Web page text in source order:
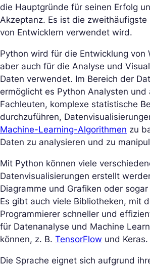
die Hauptgründe für seinen Erfolg
Akzeptanz. Es ist die zweithäufigste
von Entwicklern verwendet wird.
Python wird für die Entwicklung von
aber auch für die Analyse und
Daten verwendet. Im Bereich der
ermöglicht es Python Analysten und
Fachleuten, komplexe statistische
durchzuführen,
Machine-Learning-Algorithmen zu
Daten zu analysieren und zu
Mit Python können viele
Datenvisualisierungen erstellt
Diagramme und Grafiken oder
Es gibt auch viele Bibliotheken, mit
Programmierer schneller und
für Datenanalyse und Machine
können, z. B. TensorFlow und Keras.
Die Sprache eignet sich aufgrund